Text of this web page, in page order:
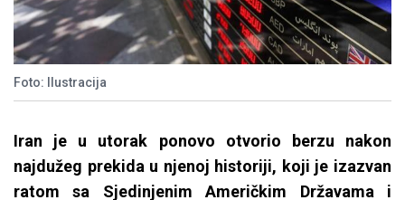
Foto: Ilustracija
Iran je u utorak ponovo otvorio berzu nakon
najdužeg prekida u njenoj historiji, koji je izazvan
ratom sa Sjedinjenim Američkim Državama i